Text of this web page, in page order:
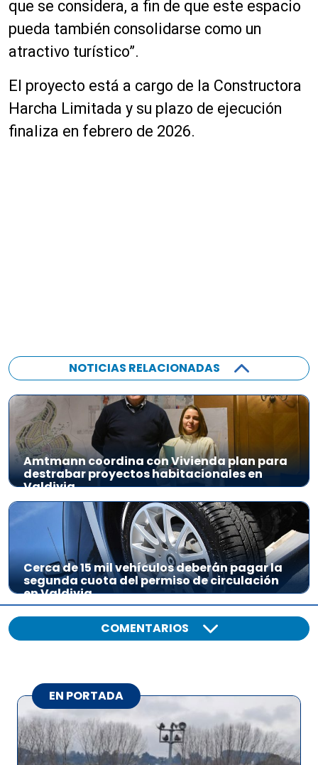
que se considera, a fin de que este espacio
pueda también consolidarse como un
atractivo turístico”.
El proyecto está a cargo de la Constructora
Harcha Limitada y su plazo de ejecución
finaliza en febrero de 2026.
NOTICIAS RELACIONADAS
Amtmann coordina con Vivienda plan para
destrabar proyectos habitacionales en
Valdivia
Cerca de 15 mil vehículos deberán pagar la
segunda cuota del permiso de circulación
en Valdivia
COMENTARIOS
EN PORTADA